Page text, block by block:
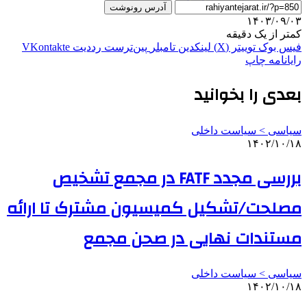
آدرس رونوشت
۱۴۰۳/۰۹/۰۳
کمتر از یک دقیقه
فیس بوک توییتر (X) لینکدین ‫تامبلر ‫پین‌ترست ‫رددیت ‫VKontakte
رایانامه چاپ
بعدی را بخوانید
سیاسی > سیاست داخلی
۱۴۰۲/۱۰/۱۸
بررسی مجدد FATF در مجمع تشخیص
مصلحت/تشکیل کمیسیون مشترک تا ارائه
مستندات نهایی در صحن مجمع
سیاسی > سیاست داخلی
۱۴۰۲/۱۰/۱۸